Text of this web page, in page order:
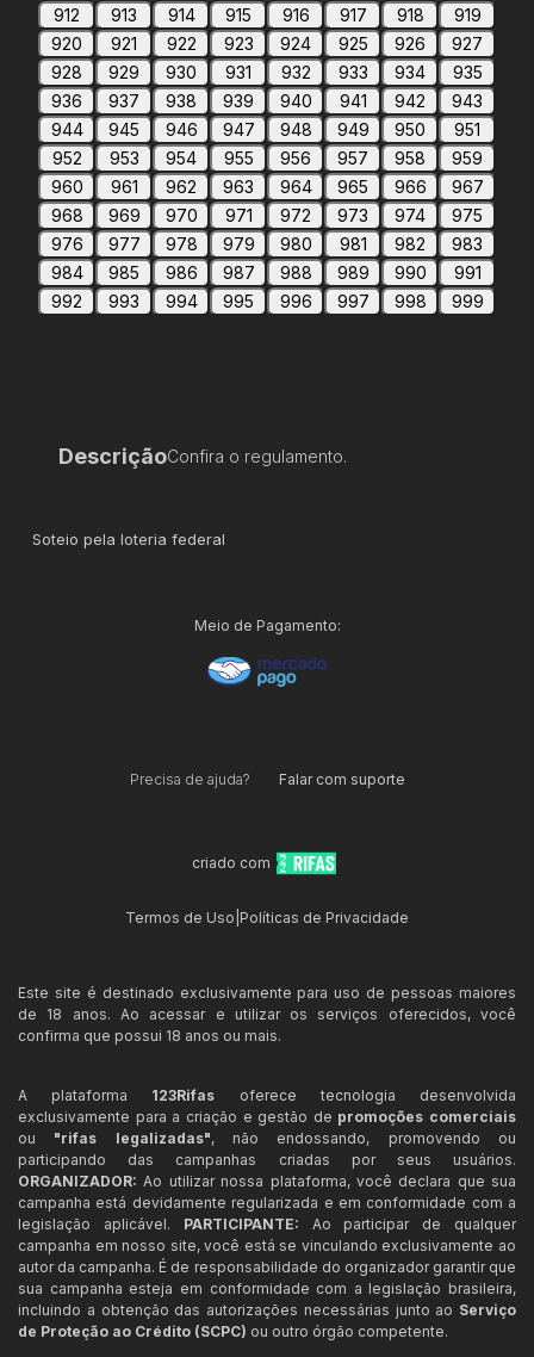
912
913 914 915 916 917 918
919
920
921 922 923 924 925 926
927
928
929 930 931 932 933 934
935
936
937 938 939 940 941 942
943
944
945 946 947 948 949 950
951
952
953 954 955 956 957 958
959
960
961 962 963 964 965 966
967
968
969 970 971 972 973 974
975
976
977 978 979 980 981 982
983
984
985 986 987 988 989 990
991
992
993 994 995 996 997 998 999
DescriçãoConfira o regulamento.
Soteio pela loteria federal
Meio de Pagamento:
Precisa de ajuda? Falar com suporte
criado com
Termos de Uso Políticas de Privacidade
Este site é destinado exclusivamente para uso de pessoas maiores
de 18 anos. Ao acessar e utilizar os serviços oferecidos, você
confirma que possui 18 anos ou mais.
A plataforma 123Rifas oferece tecnologia desenvolvida
exclusivamente para a criação e gestão de promoções comerciais
ou "rifas legalizadas", não endossando, promovendo ou
participando das campanhas criadas por seus usuários.
ORGANIZADOR: Ao utilizar nossa plataforma, você declara que sua
campanha está devidamente regularizada e em conformidade com a
legislação aplicável. PARTICIPANTE: Ao participar de qualquer
campanha em nosso site, você está se vinculando exclusivamente ao
autor da campanha. É de responsabilidade do organizador garantir que
sua campanha esteja em conformidade com a legislação brasileira,
incluindo a obtenção das autorizações necessárias junto ao Serviço
de Proteção ao Crédito (SCPC) ou outro órgão competente.